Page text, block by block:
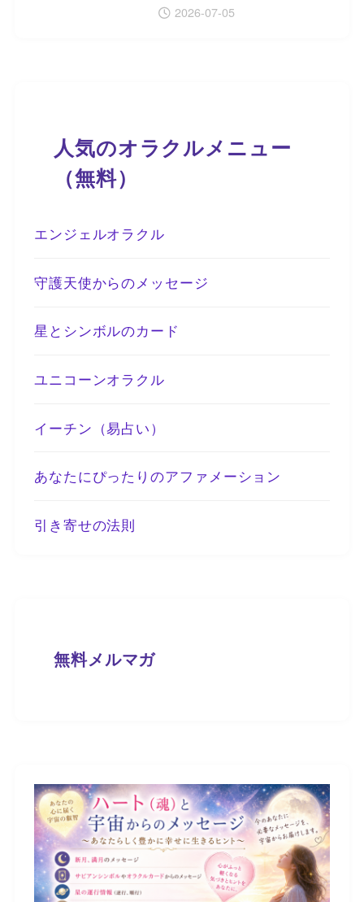
2026-07-05
人気のオラクルメニュー
（無料）
エンジェルオラクル
守護天使からのメッセージ
星とシンボルのカード
ユニコーンオラクル
イーチン（易占い）
あなたにぴったりのアファメーション
引き寄せの法則
無料メルマガ